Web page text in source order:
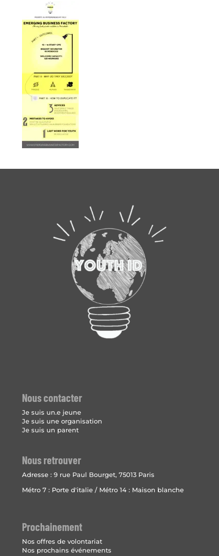
Nous contacter
Je suis un.e jeune
Je suis une organisation
Je suis un parent
Nous retrouver
Adresse : 9 rue Paul Bourget, 75013 Paris
Métro 7 : Porte d'italie / Métro 14 : Maison blanche
Prochainement
Nos offres de volontariat
Nos prochains événements